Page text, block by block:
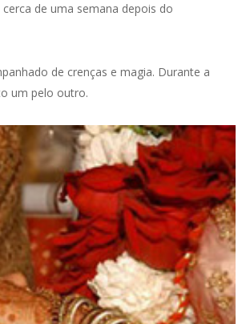
de uma semana depois do
de crenças e magia. Durante a
um pelo outro.